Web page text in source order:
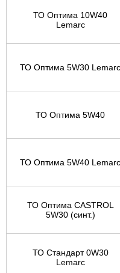
ТО Оптима 10W40
Lemarc
ТО Оптима 5W30 Lemarc
ТО Оптима 5W40
ТО Оптима 5W40 Lemarc
ТО Оптима CASTROL
5W30 (синт.)
ТО Стандарт 0W30
Lemarc